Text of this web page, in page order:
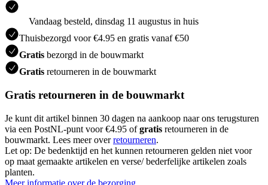
Vandaag besteld, dinsdag 11 augustus in huis
Thuisbezorgd voor €4.95 en gratis vanaf €50
Gratis bezorgd in de bouwmarkt
Gratis retourneren in de bouwmarkt
Gratis retourneren in de bouwmarkt
Je kunt dit artikel binnen 30 dagen na aankoop naar ons terugsturen
via een PostNL-punt voor €4.95 ofgratis retourneren in de
bouwmarkt. Lees meer overretourneren.
Let op: De bedenktijd en het kunnen retourneren gelden niet voor
op maat gemaakte artikelen en verse/ bederfelijke artikelen zoals
planten.
Meer informatie over de bezorging